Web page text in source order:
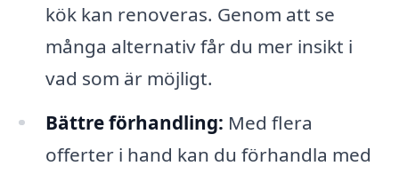
kök kan renoveras. Genom att se
många alternativ får du mer insikt i
vad som är möjligt.
Bättre förhandling: Med flera
offerter i hand kan du förhandla med